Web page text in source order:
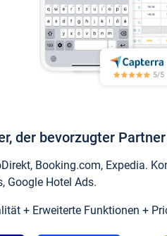
der bevorzugter
Booking.com, Expedia.
Google Hotel Ads.
+ Erweiterte Funktionen +